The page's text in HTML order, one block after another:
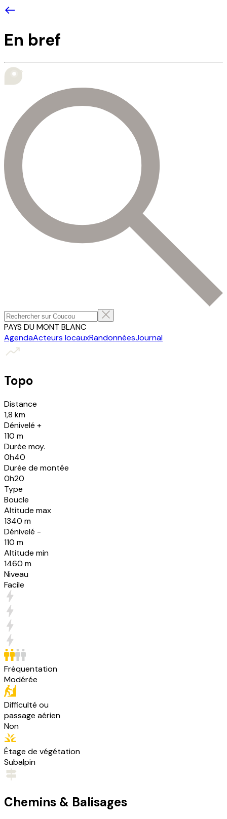
En bref
PAYS DU MONT BLANC
AgendaActeurs locauxRandonnéesJournal
Topo
Distance
1,8 km
Dénivelé +
110 m
Durée moy.
0h40
Durée de montée
0h20
Type
Boucle
Altitude max
1340 m
Dénivelé -
110 m
Altitude min
1460 m
Niveau
Facile
Fréquentation
Modérée
Difficulté ou
passage aérien
Non
Étage de végétation
Subalpin
Chemins & Balisages